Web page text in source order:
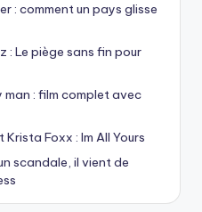
: comment un pays glisse
: Le piège sans fin pour
man : film complet avec
Krista Foxx : Im All Yours
scandale, il vient de